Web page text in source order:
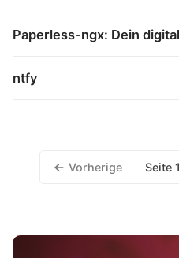
Paperless-ngx: Dein
ntfy
Vorherige Seite